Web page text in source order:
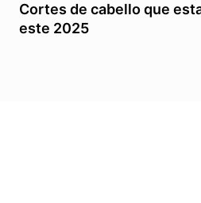
Cortes de cabello que
este 2025